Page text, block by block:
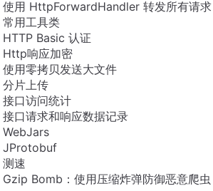
使用 HttpForwardHandler 转发所有请求
常用工具类
HTTP Basic 认证
Http响应加密
使用零拷贝发送大文件
分片上传
接口访问统计
接口请求和响应数据记录
WebJars
JProtobuf
测速
Gzip Bomb：使用压缩炸弹防御恶意爬虫